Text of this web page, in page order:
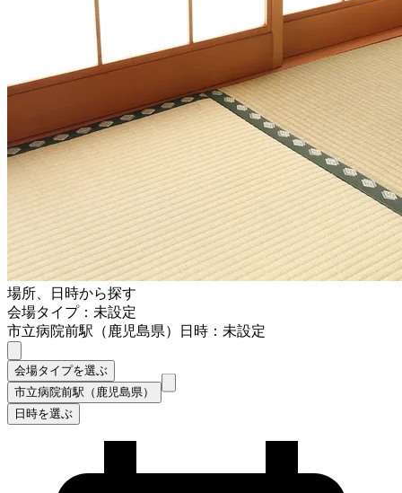
場所、日時から探す
会場タイプ：未設定
市立病院前駅（鹿児島県）
日時：未設定
会場タイプを選ぶ
市立病院前駅（鹿児島県）
日時を選ぶ